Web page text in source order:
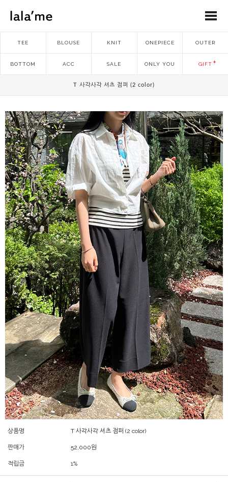
TEE BLOUSE KNIT ONEPIECE OUTER
BOTTOM ACC SALE ONLY YOU GIFT
T 사각사각 셔츠 점퍼 (2 color)
상품명 T 사각사각 셔츠 점퍼 (2 color)
판매가 52,000원
적립금 1%